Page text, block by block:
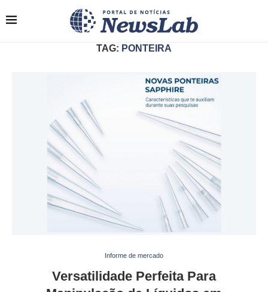
TAG: PONTEIRA
Informe de mercado
Versatilidade Perfeita Para